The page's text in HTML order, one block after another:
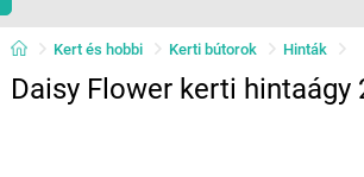
Kert és hobbi Kerti bútorok Hinták
Daisy Flower kerti hintaágy